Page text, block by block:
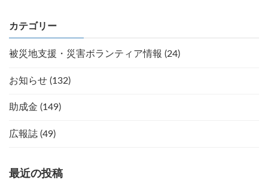
カテゴリー
被災地支援・災害ボランティア情報 (24)
お知らせ (132)
助成金 (149)
広報誌 (49)
最近の投稿